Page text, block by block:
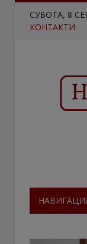
СУБОТА, 8
КОНТАКТИ